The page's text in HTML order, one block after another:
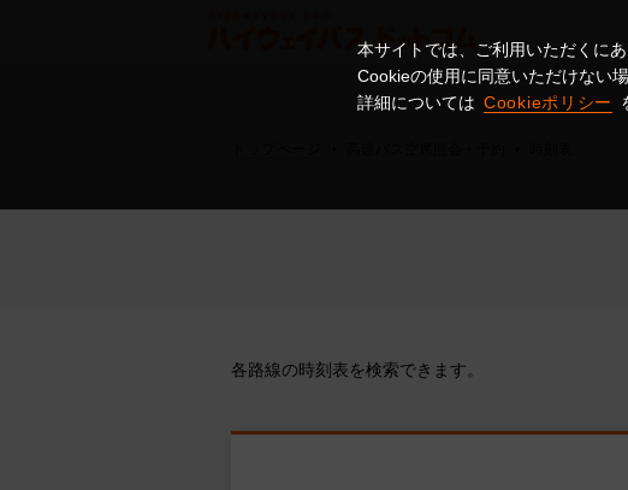
本サイトでは、ご利用いただくに
Cookieの使用に同意いただけない
詳細については Cookieポリシー
各路線の時刻表を検索できます。